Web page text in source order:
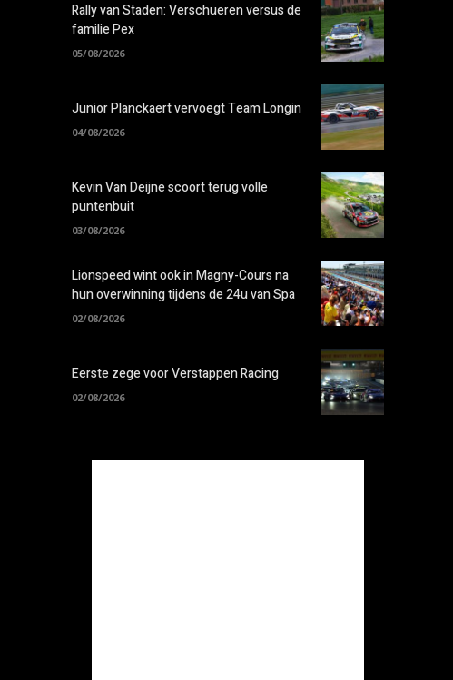
Rally van Staden: Verschueren versus de
familie Pex
05/08/2026
Junior Planckaert vervoegt Team Longin
04/08/2026
Kevin Van Deijne scoort terug volle
puntenbuit
03/08/2026
Lionspeed wint ook in Magny-Cours na
hun overwinning tijdens de 24u van Spa
02/08/2026
Eerste zege voor Verstappen Racing
02/08/2026